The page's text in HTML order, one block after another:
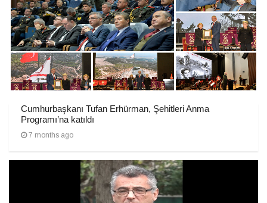
Cumhurbaşkanı Tufan Erhürman, Şehitleri Anma
Programı’na katıldı
7 months ago